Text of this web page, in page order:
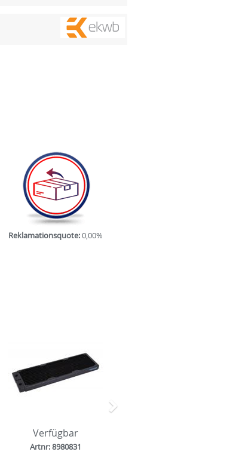
Reklamationsquote:0,00%
Verfügbar
Artnr: 8980831
Nächstes